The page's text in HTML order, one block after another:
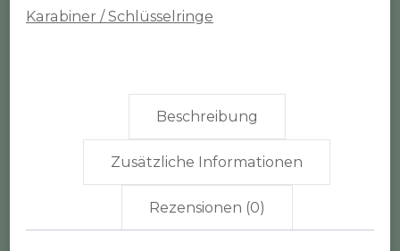
Karabiner / Schlüsselringe
Beschreibung
Zusätzliche Informationen
Rezensionen (0)